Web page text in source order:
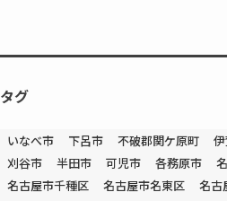
タグ
いなべ市 下呂市 不破郡関ケ原町
刈谷市
半田市 可児市 各務原市
名古屋市千種区
名古屋市名東区
名古